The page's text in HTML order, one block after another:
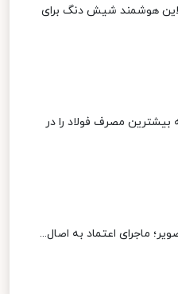
هوشمند شیش دنگ برای
مصرف فولاد را در
ماجرای اعتماد به اصال...